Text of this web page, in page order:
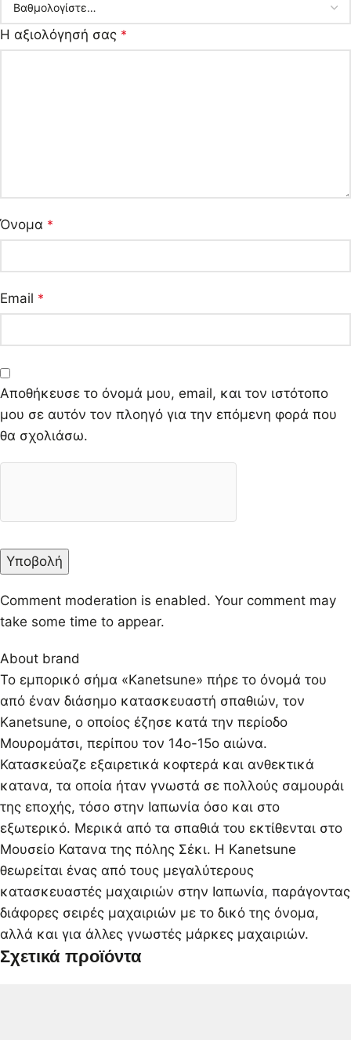
Η αξιολόγησή σας *
Όνομα *
Email *
Αποθήκευσε το όνομά μου, email, και τον ιστότοπο
μου σε αυτόν τον πλοηγό για την επόμενη φορά που
θα σχολιάσω.
Comment moderation is enabled. Your comment may
take some time to appear.
About brand
Το εμπορικό σήμα «Kanetsune» πήρε το όνομά του
από έναν διάσημο κατασκευαστή σπαθιών, τον
Kanetsune, ο οποίος έζησε κατά την περίοδο
Μουρομάτσι, περίπου τον 14ο-15ο αιώνα.
Κατασκεύαζε εξαιρετικά κοφτερά και ανθεκτικά
κατανα, τα οποία ήταν γνωστά σε πολλούς σαμουράι
της εποχής, τόσο στην Ιαπωνία όσο και στο
εξωτερικό. Μερικά από τα σπαθιά του εκτίθενται στο
Μουσείο Κατανα της πόλης Σέκι. Η Kanetsune
θεωρείται ένας από τους μεγαλύτερους
κατασκευαστές μαχαιριών στην Ιαπωνία, παράγοντας
διάφορες σειρές μαχαιριών με το δικό της όνομα,
αλλά και για άλλες γνωστές μάρκες μαχαιριών.
Σχετικά προϊόντα